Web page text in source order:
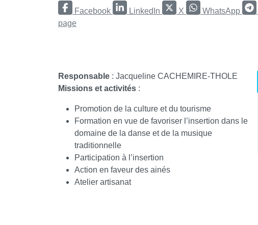
Facebook LinkedIn X WhatsApp
page
Responsable : Jacqueline CACHEMIRE-THOLE
Missions et activités :
Promotion de la culture et du tourisme
Formation en vue de favoriser l’insertion dans le
domaine de la danse et de la musique
traditionnelle
Participation à l’insertion
Action en faveur des ainés
Atelier artisanat